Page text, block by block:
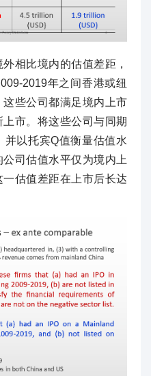
相比境内的估值差距，
2019年之间香港或纽
些公司都满足境内上市
市。将这些公司与同期
以托宾Q值衡量估值水
司估值水平仅为境内上
估值差距在上市后长达